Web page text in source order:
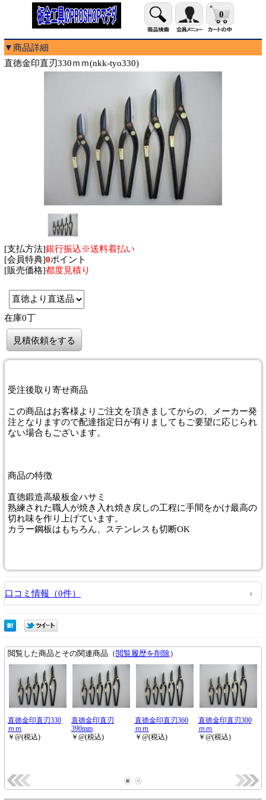
0
▼商品詳細
直徳金印直刃330ｍｍ(nkk-tyo330)
[支払方法]銀行振込※送料着払い
[会員特典]0ポイント
[販売価格]都度見積り
在庫0丁
見積依頼をする
受注後取り寄せ商品
この商品はお客様よりご注文を頂きましてからの、メーカー発
注となりますので配達指定日が有りましてもご要望に応じられ
ない場合もございます。
商品の特徴
直徳鍛造高級板金ハサミ
熟練された職人が焼き入れ焼き戻しの工程に手間をかけ最高の
切れ味を作り上げています。
カラー鋼板はもちろん、ステンレスも切断OK
口コミ情報（0件）